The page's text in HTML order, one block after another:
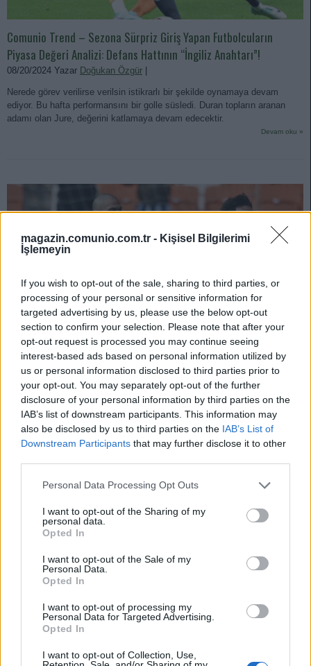
magazin.comunio.com.tr - Kişisel Bilgilerimi
İşlemeyin
If you wish to opt-out of the sale, sharing to third parties, or
processing of your personal or sensitive information for
targeted advertising by us, please use the below opt-out
section to confirm your selection. Please note that after your
opt-out request is processed you may continue seeing
interest-based ads based on personal information utilized by
us or personal information disclosed to third parties prior to
your opt-out. You may separately opt-out of the further
disclosure of your personal information by third parties on the
IAB’s list of downstream participants. This information may
also be disclosed by us to third parties on the IAB’s List of
Downstream Participants that may further disclose it to other
Please note that this website/app uses one or more Google
not limited to your visit or usage behaviour. You may click to
grant or deny consent to Google and its third-party tags to
use your data for below specified purposes in below Google
consent section.
Personal Data Processing Opt Outs
I want to opt-out of the Sharing of my
personal data.
Opted In
I want to opt-out of the Sale of my
Personal Data.
Opted In
I want to opt-out of processing my
Personal Data for Targeted Advertising.
Opted In
I want to opt-out of Collection, Use,
Comunio Trend – Sezona Sürpriz Giriş Yapan Futbolcuların
Piyasa Değeri Analizi: Defans Hattının “İngiliz Anahtarı”!
08/20/2024 Yazar Doğukan Özgür
Nerede görev verilirse verilsin istikrarlı bir şekilde oynamaya devam
ediyor. Bu hafta performansını bir golle süsledi. Duran topların aranan
adamı olan Jure, değerini katlamaya devam edecektir.
Devam oku »
Bütçenizi zorlamayacak form tutmuş isimler: Son 5 haftada
verdikleri katkılar yüzleri güldürüyor.
01/16/2023 YazarRıdvan Kutlu|
Mavi Şimşekler, hemen hemen her oyuncusundan katkı alarak bol
rotasyonlu bir kadro oluşturdu. Bu rotasyonda önemli bir yere sahip olan
Devam oku »